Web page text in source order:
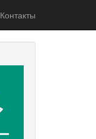
Контакты